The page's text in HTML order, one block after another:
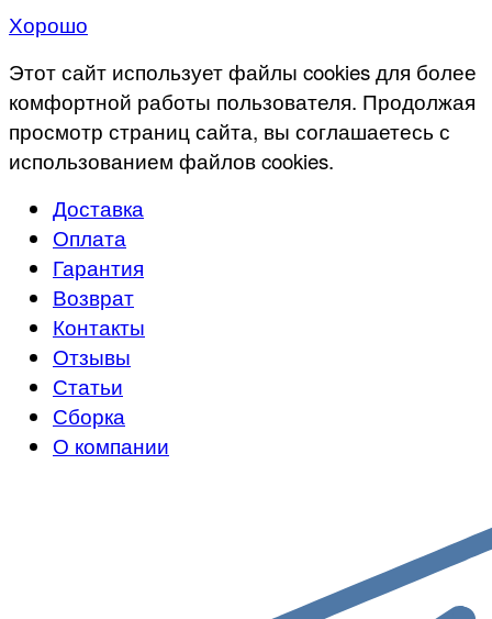
Хорошо
Этот сайт использует файлы cookies для более
комфортной работы пользователя. Продолжая
просмотр страниц сайта, вы соглашаетесь с
использованием файлов cookies.
Доставка
Оплата
Гарантия
Возврат
Контакты
Отзывы
Статьи
Сборка
О компании